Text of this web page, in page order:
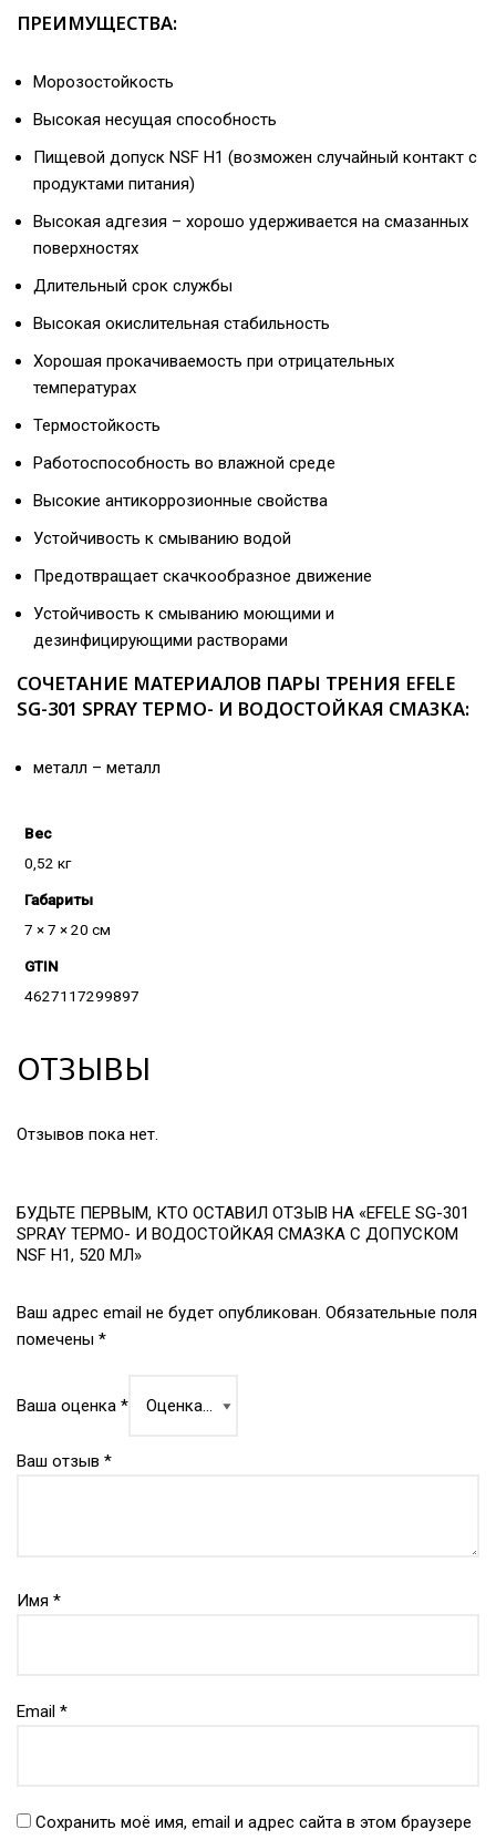
ПРЕИМУЩЕСТВА:
Морозостойкость
Высокая несущая способность
Пищевой допуск NSF H1 (возможен случайный контакт с
продуктами питания)
Высокая адгезия – хорошо удерживается на смазанных
поверхностях
Длительный срок службы
Высокая окислительная стабильность
Хорошая прокачиваемость при отрицательных
температурах
Термостойкость
Работоспособность во влажной среде
Высокие антикоррозионные свойства
Устойчивость к смыванию водой
Предотвращает скачкообразное движение
Устойчивость к смыванию моющими и
дезинфицирующими растворами
СОЧЕТАНИЕ МАТЕРИАЛОВ ПАРЫ ТРЕНИЯ EFELE
SG-301 SPRAY ТЕРМО- И ВОДОСТОЙКАЯ СМАЗКА:
металл – металл
Вес
0,52 кг
Габариты
7 × 7 × 20 см
GTIN
4627117299897
ОТЗЫВЫ
Отзывов пока нет.
БУДЬТЕ ПЕРВЫМ, КТО ОСТАВИЛ ОТЗЫВ НА «EFELE SG-301
SPRAY ТЕРМО- И ВОДОСТОЙКАЯ СМАЗКА С ДОПУСКОМ
NSF H1, 520 МЛ»
Ваш адрес email не будет опубликован. Обязательные поля
помечены *
Ваша оценка *
Ваш отзыв *
Имя *
Email *
Сохранить моё имя, email и адрес сайта в этом браузере